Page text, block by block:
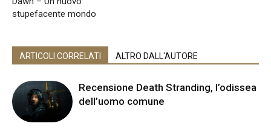
stupefacente mondo
ARTICOLI CORRELATI ALTRO DALL'AUTORE
Recensione Death Stranding, l’odissea
dell’uomo comune